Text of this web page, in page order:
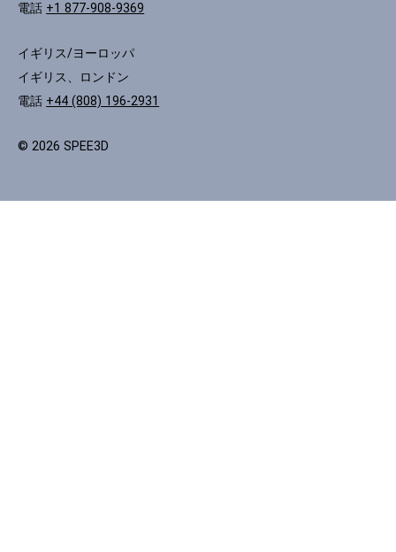
電話 +1 877-908-9369
イギリス/ヨーロッパ
イギリス、ロンドン
電話 +44 (808) 196-2931
© 2026 SPEE3D